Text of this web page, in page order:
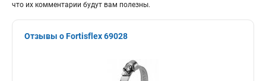
что их комментарии будут вам полезны.
Отзывы о Fortisflex 69028